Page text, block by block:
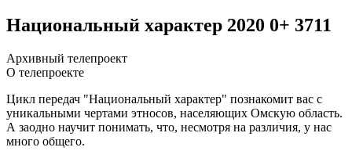
Национальный характер 2020 0+ 3711
Архивный телепроект
О телепроекте
Цикл передач "Национальный характер" познакомит вас с
уникальными чертами этносов, населяющих Омскую область.
А заодно научит понимать, что, несмотря на различия, у нас
много общего.